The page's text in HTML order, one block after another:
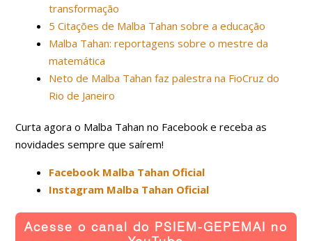
transformação
5 Citações de Malba Tahan sobre a educação
Malba Tahan: reportagens sobre o mestre da
matemática
Neto de Malba Tahan faz palestra na FioCruz do
Rio de Janeiro
Curta agora o Malba Tahan no Facebook e receba as
novidades sempre que saírem!
Facebook Malba Tahan Oficial
Instagram Malba Tahan Oficial
Acesse o canal do PSIEM-GEPEMAI no